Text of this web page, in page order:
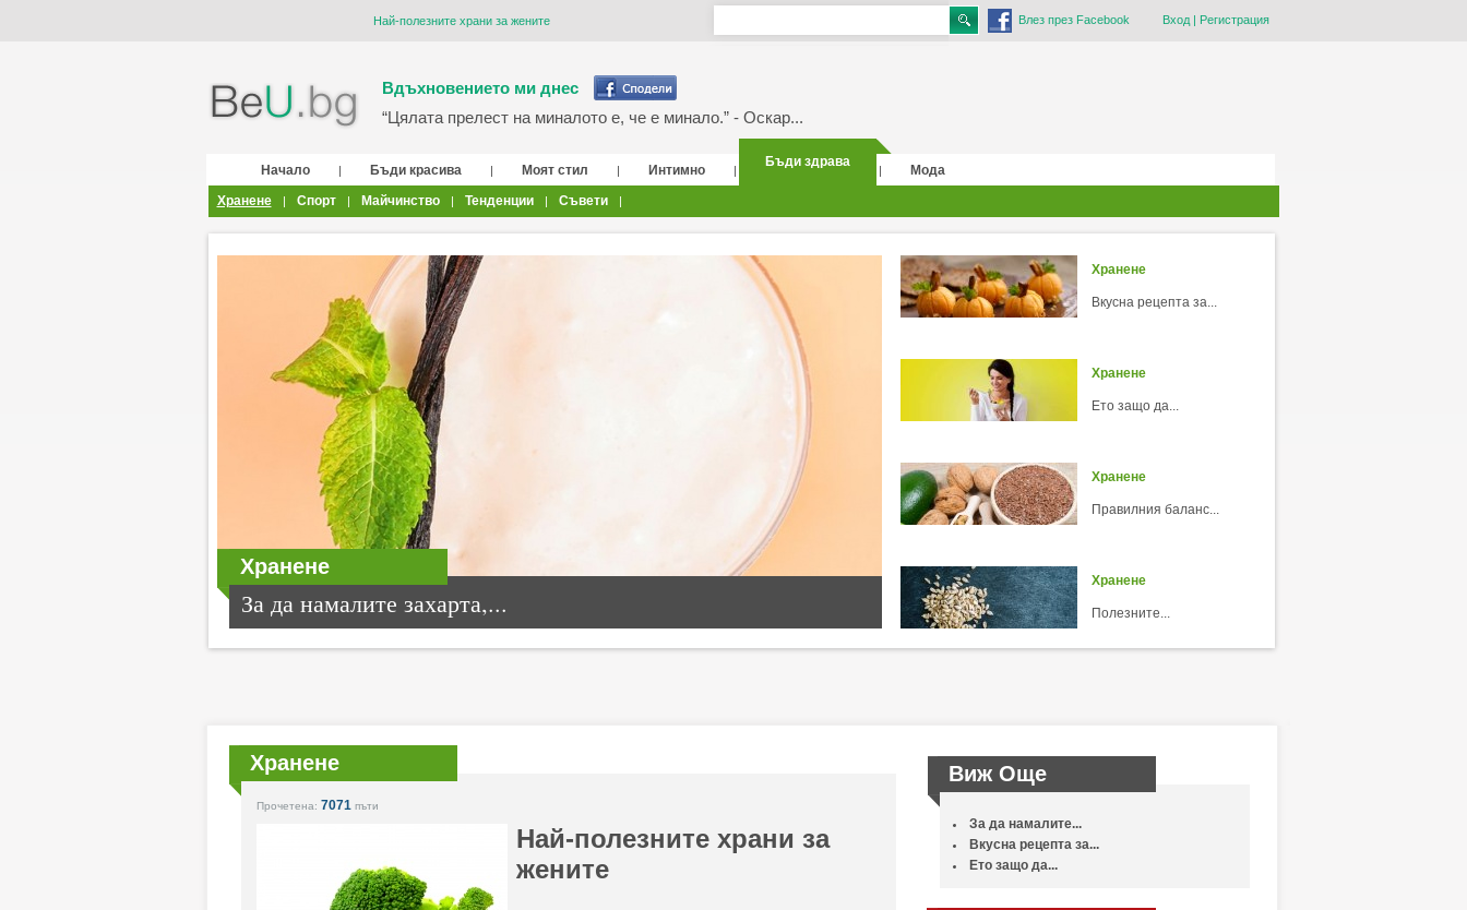
Най-полезните храни за жените Влез през Facebook Вход| Регистрация
Вдъхновението ми днес
“Цялата прелест на миналото е, че е минало.” - Оскар...
Начало | Бъди красива | Моят стил | Интимно |
Бъди здрава
|
Мода
Хранене
| Спорт | Майчинство | Тенденции | Съвети |
Хранене
За да намалите захарта,...
Хранене
Вкусна рецепта за...
Хранене
Ето защо да...
Хранене
Правилния баланс...
Хранене
Полезните...
Хранене
Прочетена: 7071 пъти
Най-полезните храни за
жените
Виж Още
За да намалите...
Вкусна рецепта за...
Ето защо да...